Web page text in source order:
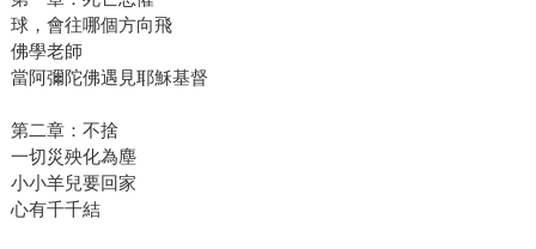
球，會往哪個方向飛
佛學老師
當阿彌陀佛遇見耶穌基督
第二章：不捨
一切災殃化為塵
小小羊兒要回家
心有千千結